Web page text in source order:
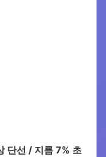
단선 / 지름 7% 초